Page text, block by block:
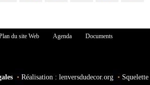
du site Web Agenda Documents
• Réalisation : lenversdudecor.org • Squelette